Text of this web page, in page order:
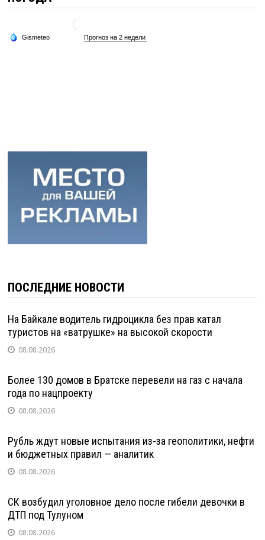
ПОСЛЕДНИЕ НОВОСТИ
На Байкале водитель гидроцикла без прав катал
туристов на «ватрушке» на высокой скорости
08.08.2026
Более 130 домов в Братске перевели на газ с начала
года по нацпроекту
08.08.2026
Рубль ждут новые испытания из-за геополитики, нефти
и бюджетных правил — аналитик
08.08.2026
СК возбудил уголовное дело после гибели девочки в
ДТП под Тулуном
08.08.2026